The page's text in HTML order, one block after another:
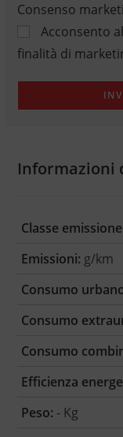
Consenso
Acconsento
finalità di
Informazioni
Classe
Emissioni: g/km
Consumo
Consumo
Consumo
Efficienza
Peso: - Kg